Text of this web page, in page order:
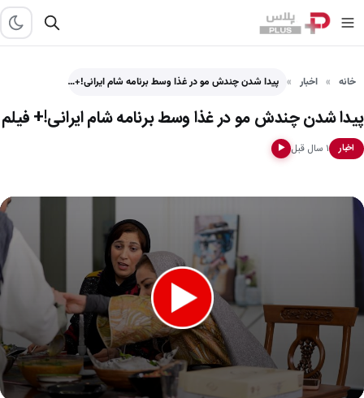
خانه اخبار پیدا شدن چندش مو در غذا وسط برنامه شام ایرانی!+…
پیدا شدن چندش مو در غذا وسط برنامه شام ایرانی!+ فیلم
اخبار ۱ سال قبل ▶